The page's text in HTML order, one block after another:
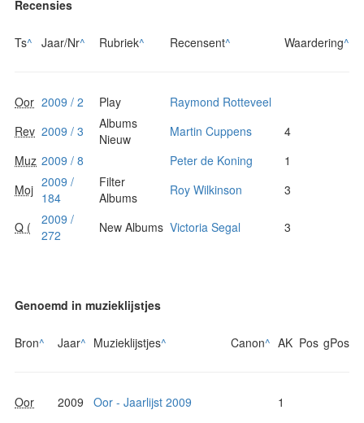
Recensies
Ts^ Jaar/Nr^ Rubriek^ Recensent^ Waardering^
Oor 2009 / 2 Play
Raymond Rotteveel
Rev 2009 / 3
Albums
Nieuw
Martin Cuppens
4
Muz 2009 / 8 Peter de Koning
1
Moj 2009 /
184
Filter
Albums
Roy Wilkinson 3
Q (
2009 /
272
New Albums Victoria Segal 3
Genoemd in muzieklijstjes
Bron^ Jaar^ Muzieklijstjes^ Canon^ AK Pos gPos
Oor 2009 Oor - Jaarlijst 2009 1